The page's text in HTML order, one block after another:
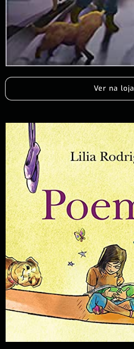
Ver na loja